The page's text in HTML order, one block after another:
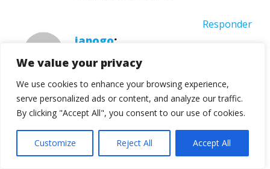
We value your privacy
We use cookies to enhance your browsing experience,
serve personalized ads or content, and analyze our traffic.
By clicking "Accept All", you consent to our use of cookies.
Customize Reject All Accept All
Responder
japogo
Felices Fiestas, Ignacio!! Inevitable
también el recuerdo de
celebraciones findeañeras
pasadas… ya habrá más ocasiones,
sin duda en el 2010 se darán, un
año que se me antoja harto
interesaaante! A acabar el viejo